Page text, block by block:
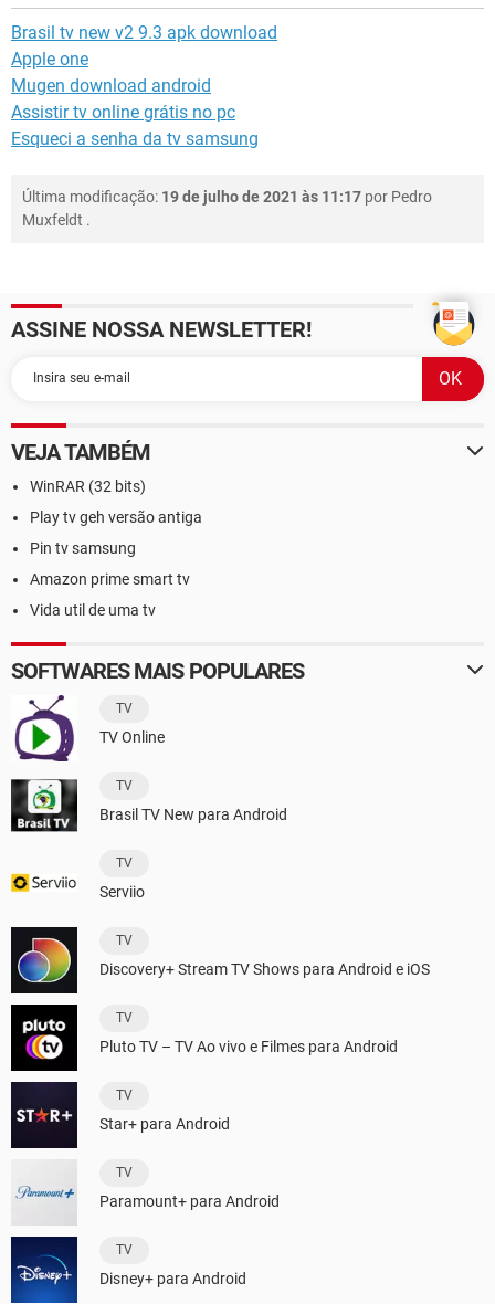
Brasil tv new v2 9.3 apk download
Apple one
Mugen download android
Assistir tv online grátis no pc
Esqueci a senha da tv samsung
Última modificação: 19 de julho de 2021 às 11:17 por Pedro
Muxfeldt .
ASSINE NOSSA NEWSLETTER!
VEJA TAMBÉM
WinRAR (32 bits)
Play tv geh versão antiga
Pin tv samsung
Amazon prime smart tv
Vida util de uma tv
SOFTWARES MAIS POPULARES
TV
TV Online
TV
Brasil TV New para Android
TV
Serviio
TV
Discovery+ Stream TV Shows para Android e iOS
TV
Pluto TV – TV Ao vivo e Filmes para Android
TV
Star+ para Android
TV
Paramount+ para Android
TV
Disney+ para Android